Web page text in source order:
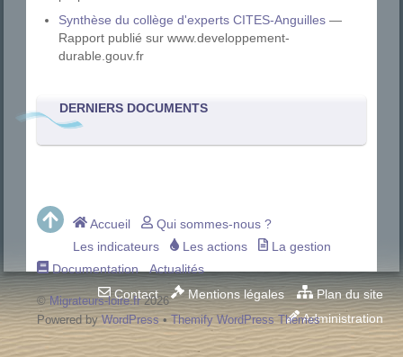
Synthèse du collège d'experts CITES-Anguilles —
Rapport publié sur www.developpement-
durable.gouv.fr
DERNIERS DOCUMENTS
Accueil
Qui sommes-nous ?
Les indicateurs
Les actions
La gestion
Documentation
Actualités
©Migrateurs-loire.fr2026
Powered byWordPress•Themify WordPress Themes
Contact Mentions légales
Plan du site
Administration